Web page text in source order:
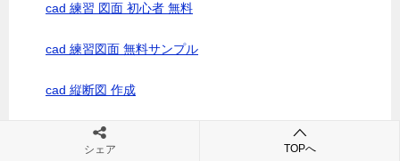
cad 練習 図面 初心者 無料
cad 練習図面 無料サンプル
cad 縦断図 作成
cad 記号 図面 ダウンロード
シェア TOPへ